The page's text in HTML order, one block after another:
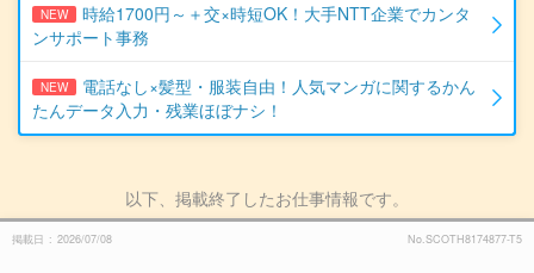
NEW
時給1700円～＋交×時短OK！大手NTT企業でカンタ
ンサポート事務
NEW
電話なし×髪型・服装自由！人気マンガに関するかん
たんデータ入力・残業ほぼナシ！
以下、掲載終了したお仕事情報です。
掲載日 2026/07/08 No.SCOTH8174877-T5